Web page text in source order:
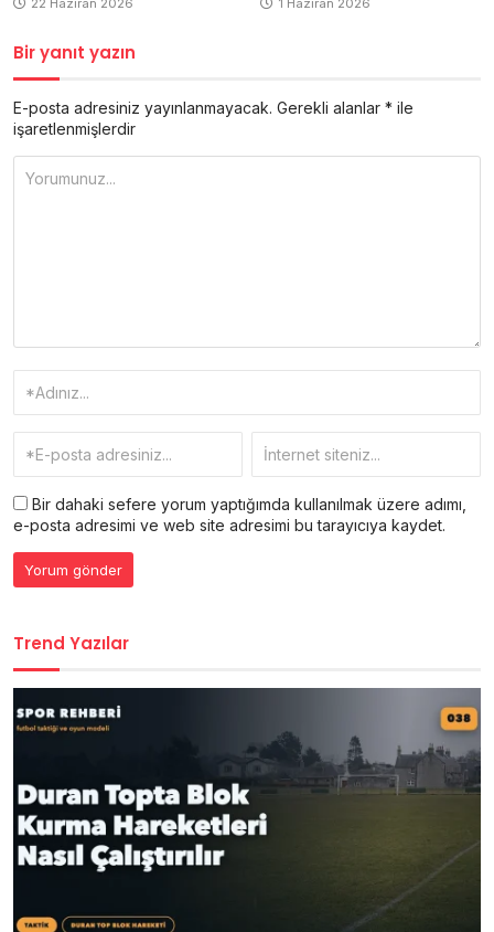
22 Haziran 2026 1 Haziran 2026
Bir yanıt yazın
E-posta adresiniz yayınlanmayacak. Gerekli alanlar * ile
işaretlenmişlerdir
Bir dahaki sefere yorum yaptığımda kullanılmak üzere adımı,
e-posta adresimi ve web site adresimi bu tarayıcıya kaydet.
Trend Yazılar